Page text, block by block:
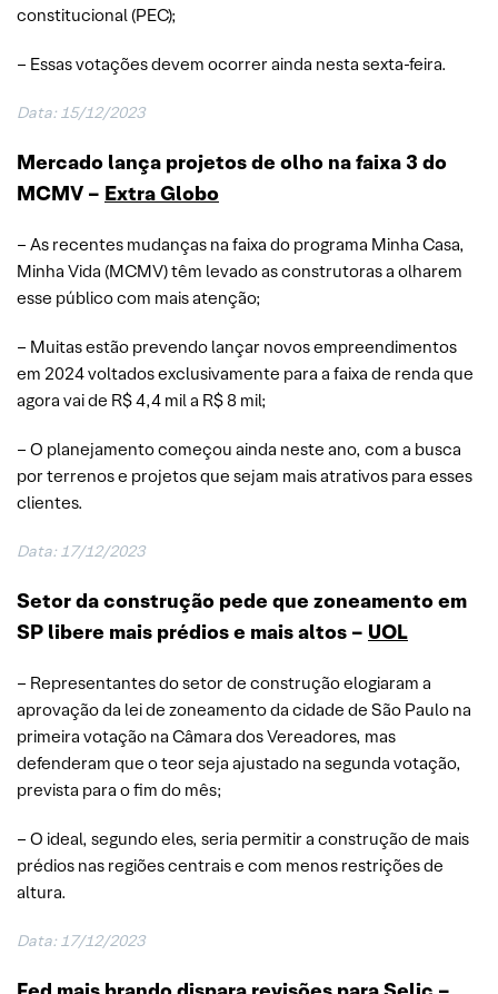
constitucional (PEC);
– Essas votações devem ocorrer ainda nesta sexta-feira.
Data: 15/12/2023
Mercado lança projetos de olho na faixa 3 do
MCMV – Extra Globo
– As recentes mudanças na faixa do programa Minha Casa,
Minha Vida (MCMV) têm levado as construtoras a olharem
esse público com mais atenção;
– Muitas estão prevendo lançar novos empreendimentos
em 2024 voltados exclusivamente para a faixa de renda que
agora vai de R$ 4,4 mil a R$ 8 mil;
– O planejamento começou ainda neste ano, com a busca
por terrenos e projetos que sejam mais atrativos para esses
clientes.
Data: 17/12/2023
Setor da construção pede que zoneamento em
SP libere mais prédios e mais altos – UOL
– Representantes do setor de construção elogiaram a
aprovação da lei de zoneamento da cidade de São Paulo na
primeira votação na Câmara dos Vereadores, mas
defenderam que o teor seja ajustado na segunda votação,
prevista para o fim do mês;
– O ideal, segundo eles, seria permitir a construção de mais
prédios nas regiões centrais e com menos restrições de
altura.
Data: 17/12/2023